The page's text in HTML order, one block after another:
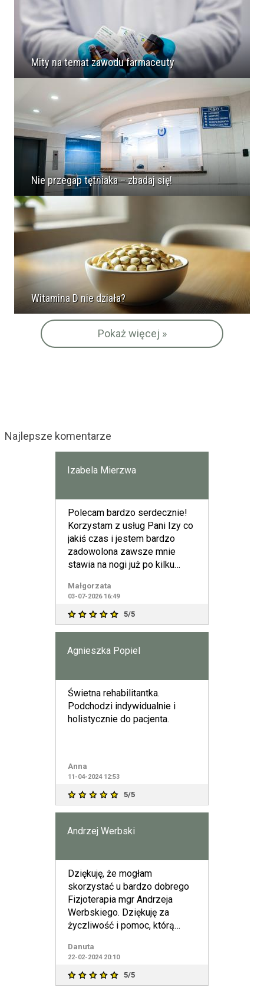
Mity na temat zawodu farmaceuty
Nie przegap tętniaka – zbadaj się!
Witamina D nie działa?
Pokaż więcej »
Najlepsze komentarze
Izabela Mierzwa
Polecam bardzo serdecznie!
Korzystam z usług Pani Izy co
jakiś czas i jestem bardzo
zadowolona zawsze mnie
stawia na nogi już po kilku
Małgorzata
03-07-2026 16:49
5/5
Agnieszka Popiel
Świetna rehabilitantka.
Podchodzi indywidualnie i
holistycznie do pacjenta.
Anna
11-04-2024 12:53
5/5
Andrzej Werbski
Dziękuję, że mogłam
skorzystać u bardzo dobrego
Fizjoterapia mgr Andrzeja
Werbskiego. Dziękuję za
życzliwość i pomoc, którą
Danuta
22-02-2024 20:10
5/5